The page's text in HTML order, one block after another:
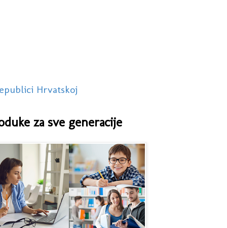
Hrvatskoj
za sve generacije